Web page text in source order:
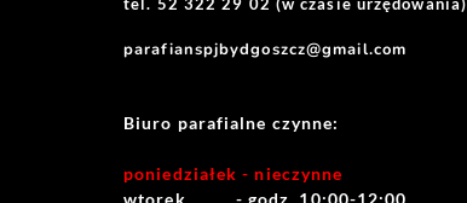
parafianspjbydgoszcz@gmail.com
Biuro parafialne czynne:
poniedziałek - nieczynne
wtorek          - godz. 10:00-12:00